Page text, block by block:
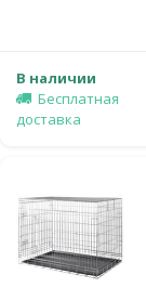
В наличии
Бесплатная
доставка